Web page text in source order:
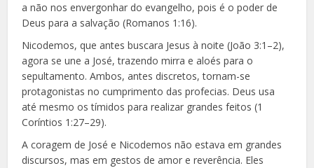
a não nos envergonhar do evangelho, pois é o poder de
Deus para a salvação (Romanos 1:16).
Nicodemos, que antes buscara Jesus à noite (João 3:1–2),
agora se une a José, trazendo mirra e aloés para o
sepultamento. Ambos, antes discretos, tornam-se
protagonistas no cumprimento das profecias. Deus usa
até mesmo os tímidos para realizar grandes feitos (1
Coríntios 1:27–29).
A coragem de José e Nicodemos não estava em grandes
discursos, mas em gestos de amor e reverência. Eles